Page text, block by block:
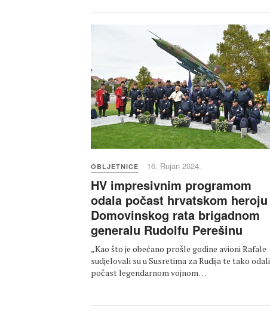
OBLJETNICE 16. Rujan 2024.
HV impresivnim programom
odala počast hrvatskom heroju
Domovinskog rata brigadnom
generalu Rudolfu Perešinu
„Kao što je obećano prošle godine avioni Rafale
sudjelovali su u Susretima za Rudija te tako odali
počast legendarnom vojnom…